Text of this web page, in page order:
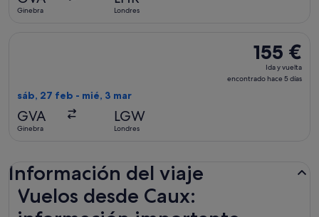
Ginebra Londres
155 €
Ida
y
155 €
Ida y vuelta
encontrado hace 5 días
sáb, 27 feb - mié, 3 mar
GVA
Ginebra
LGW
Londres
Información del viaje
Vuelos desde Caux: